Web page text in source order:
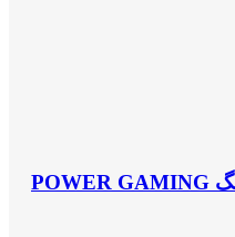
منبع تغذیه کامپیوتر گرین گیمینگ POWER GAMING